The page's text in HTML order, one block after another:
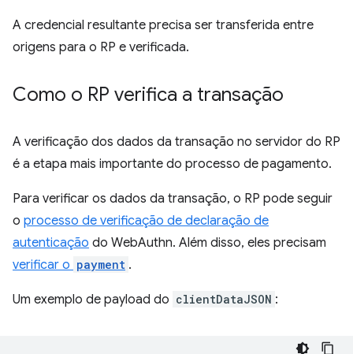
A credencial resultante precisa ser transferida entre
origens para o RP e verificada.
Como o RP verifica a transação
A verificação dos dados da transação no servidor do RP
é a etapa mais importante do processo de pagamento.
Para verificar os dados da transação, o RP pode seguir
o processo de verificação de declaração de
autenticação do WebAuthn. Além disso, eles precisam
verificar o payment .
Um exemplo de payload do clientDataJSON :